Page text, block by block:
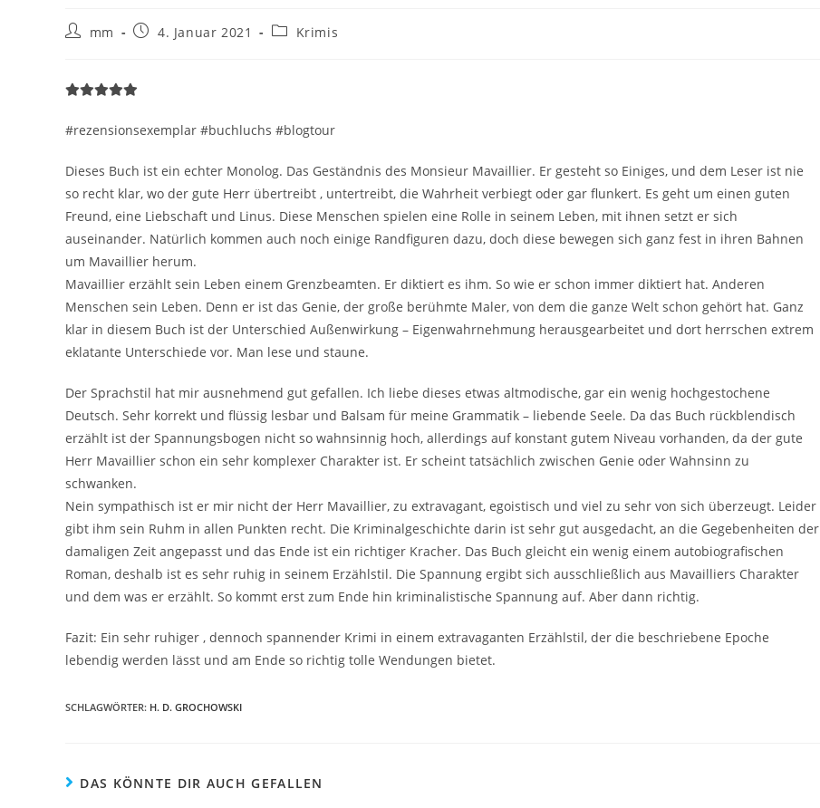
mm 4. Januar 2021 Krimis
#rezensionsexemplar #buchluchs #blogtour
Dieses Buch ist ein echter Monolog. Das Geständnis des Monsieur Mavaillier. Er gesteht so Einiges, und dem Leser ist nie
so recht klar, wo der gute Herr übertreibt , untertreibt, die Wahrheit verbiegt oder gar flunkert. Es geht um einen guten
Freund, eine Liebschaft und Linus. Diese Menschen spielen eine Rolle in seinem Leben, mit ihnen setzt er sich
auseinander. Natürlich kommen auch noch einige Randfiguren dazu, doch diese bewegen sich ganz fest in ihren Bahnen
um Mavaillier herum.
Mavaillier erzählt sein Leben einem Grenzbeamten. Er diktiert es ihm. So wie er schon immer diktiert hat. Anderen
Menschen sein Leben. Denn er ist das Genie, der große berühmte Maler, von dem die ganze Welt schon gehört hat. Ganz
klar in diesem Buch ist der Unterschied Außenwirkung – Eigenwahrnehmung herausgearbeitet und dort herrschen extrem
eklatante Unterschiede vor. Man lese und staune.
Der Sprachstil hat mir ausnehmend gut gefallen. Ich liebe dieses etwas altmodische, gar ein wenig hochgestochene
Deutsch. Sehr korrekt und flüssig lesbar und Balsam für meine Grammatik – liebende Seele. Da das Buch rückblendisch
erzählt ist der Spannungsbogen nicht so wahnsinnig hoch, allerdings auf konstant gutem Niveau vorhanden, da der gute
Herr Mavaillier schon ein sehr komplexer Charakter ist. Er scheint tatsächlich zwischen Genie oder Wahnsinn zu
schwanken.
Nein sympathisch ist er mir nicht der Herr Mavaillier, zu extravagant, egoistisch und viel zu sehr von sich überzeugt. Leider
gibt ihm sein Ruhm in allen Punkten recht. Die Kriminalgeschichte darin ist sehr gut ausgedacht, an die Gegebenheiten der
damaligen Zeit angepasst und das Ende ist ein richtiger Kracher. Das Buch gleicht ein wenig einem autobiografischen
Roman, deshalb ist es sehr ruhig in seinem Erzählstil. Die Spannung ergibt sich ausschließlich aus Mavailliers Charakter
und dem was er erzählt. So kommt erst zum Ende hin kriminalistische Spannung auf. Aber dann richtig.
Fazit: Ein sehr ruhiger , dennoch spannender Krimi in einem extravaganten Erzählstil, der die beschriebene Epoche
lebendig werden lässt und am Ende so richtig tolle Wendungen bietet.
SCHLAGWÖRTER: H. D. GROCHOWSKI
DAS KÖNNTE DIR AUCH GEFALLEN